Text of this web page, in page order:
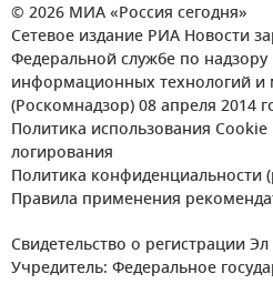
© 2026 МИА «Россия сегодня»
Сетевое издание РИА Новости
Федеральной службе по надзору
информационных технологий
(Роскомнадзор) 08 апреля 2014
Политика использования
логирования
Политика конфиденциальности
Правила применения
Свидетельство о регистрации
Учредитель: Федеральное